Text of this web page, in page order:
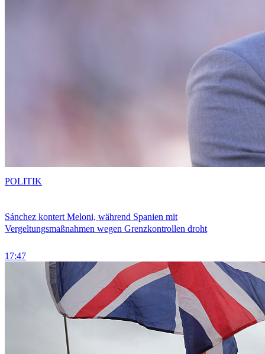
Sánchez kontert Meloni, während Spanien mit
Vergeltungsmaßnahmen wegen Grenzkontrollen droht
17:47
POLITIK